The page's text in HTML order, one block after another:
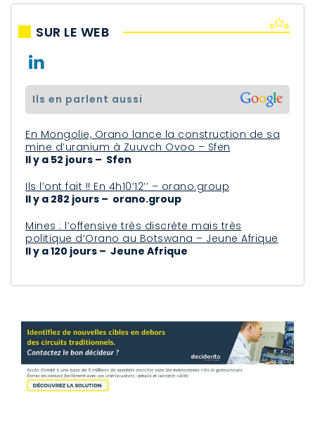
SUR LE WEB
ils en parlent aussi
En Mongolie, Orano lance la construction de sa
mine d’uranium à Zuuvch Ovoo – Sfen
Il y a 52 jours – Sfen
Ils l’ont fait !! En 4h10’12’’ – orano.group
Il y a 282 jours – orano.group
Mines : l’offensive très discrète mais très
politique d’Orano au Botswana – Jeune Afrique
Il y a 120 jours – Jeune Afrique